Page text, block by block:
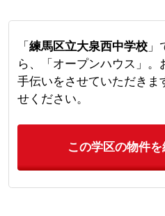
「 練馬区立大泉西中学校」
ら、「オープンハウス」
手伝いをさせていただきま
せください。
この学区の物件